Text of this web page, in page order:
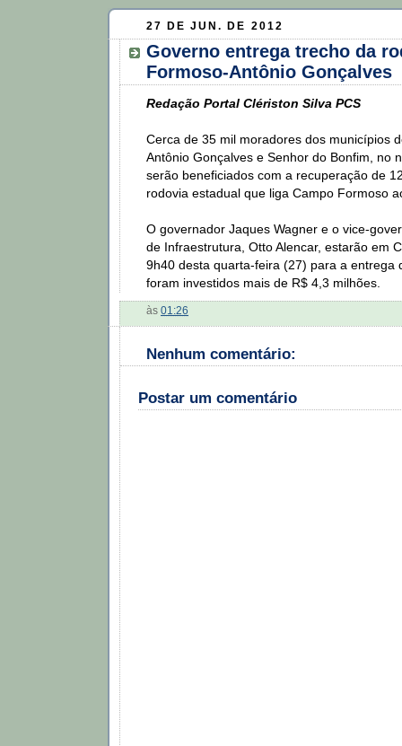
27 DE JUN. DE 2012
Governo entrega trecho da
Formoso-Antônio Gonçalves
Redação Portal Clériston Silva PCS
Cerca de 35 mil moradores dos municípios
Antônio Gonçalves e Senhor do Bonfim, no
serão beneficiados com a recuperação de
rodovia estadual que liga Campo Formoso
O governador Jaques Wagner e o vice-
de Infraestrutura, Otto Alencar, estarão em
9h40 desta quarta-feira (27) para a entrega
foram investidos mais de R$ 4,3 milhões.
às 01:26
Nenhum comentário:
Postar um comentário